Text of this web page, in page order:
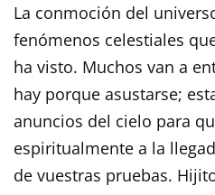
La conmoción del
fenómenos celestiales
ha visto. Muchos van a
hay porque asustarse;
anuncios del cielo para
espiritualmente a la
de vuestras pruebas.